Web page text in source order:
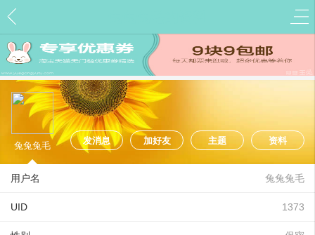
兔兔兔毛 发消息 加好友 主题 资料
用户名 兔兔兔毛
UID 1373